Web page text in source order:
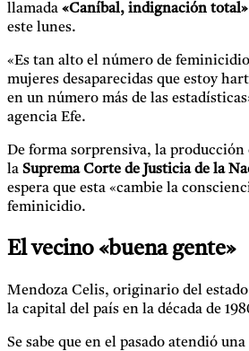
llamada «Caníbal, indignación total»
este lunes.
«Es tan alto el número de
mujeres desaparecidas que estoy
en un número más de las
agencia Efe.
De forma sorprensiva, la producción
la Suprema Corte de Justicia de la
espera que esta «cambie la
feminicidio.
El vecino «buena gente»
Mendoza Celis, originario del estado
la capital del país en la década de
Se sabe que en el pasado atendió